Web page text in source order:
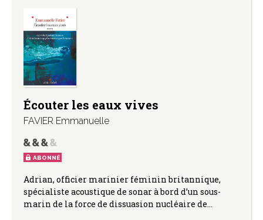
Écouter les eaux vives
FAVIER Emmanuelle
ABONNÉ
Adrian, officier marinier féminin britannique,
spécialiste acoustique de sonar à bord d’un sous-
marin de la force de dissuasion nucléaire de…